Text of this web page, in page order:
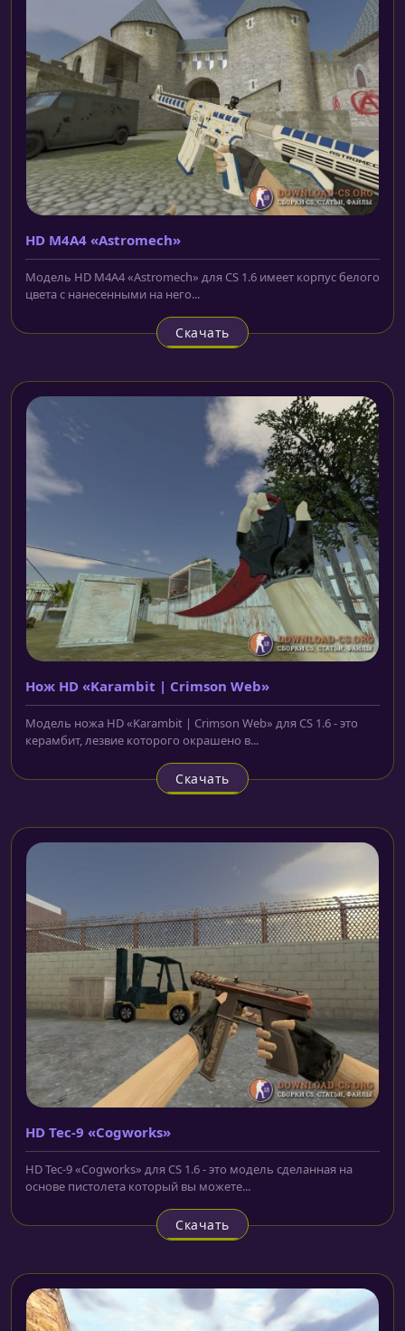
HD M4A4 «Astromech»
Модель HD M4A4 «Astromech» для CS 1.6 имеет корпус белого
цвета с нанесенными на него...
Скачать
Нож HD «Karambit | Crimson Web»
Модель ножа HD «Karambit | Crimson Web» для CS 1.6 - это
керамбит, лезвие которого окрашено в...
Скачать
HD Tec-9 «Cogworks»
HD Tec-9 «Cogworks» для CS 1.6 - это модель сделанная на
основе пистолета который вы можете...
Скачать